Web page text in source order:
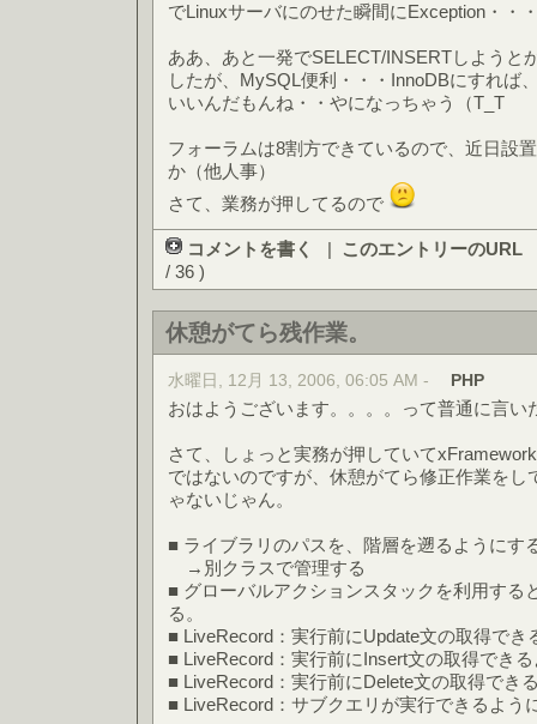
でLinuxサーバにのせた瞬間にException・・
ああ、あと一発でSELECT/INSERTしようと
したが、MySQL便利・・・InnoDBにすれば
いいんだもんね・・やになっちゃう（T_T
フォーラムは8割方できているので、近日設
か（他人事）
さて、業務が押してるので
コメントを書く | このエントリーのURL
/ 36 )
休憩がてら残作業。
水曜日, 12月 13, 2006, 06:05 AM - PHP
おはようございます。。。。って普通に言い
さて、しょっと実務が押していて
ではないのですが、休憩がてら修正作業をし
ゃないじゃん。
■ ライブラリのパスを、階層を遡るようにす
→別クラスで管理する
■ グローバルアクションスタックを利用する
る。
■ LiveRecord：実行前にUpdate文の取得でき
■ LiveRecord：実行前にInsert文の取得でき
■ LiveRecord：実行前にDelete文の取得でき
■ LiveRecord：サブクエリが実行できるよう